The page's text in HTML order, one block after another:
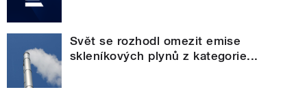
Svět se rozhodl omezit emise
skleníkových plynů z kategorie...